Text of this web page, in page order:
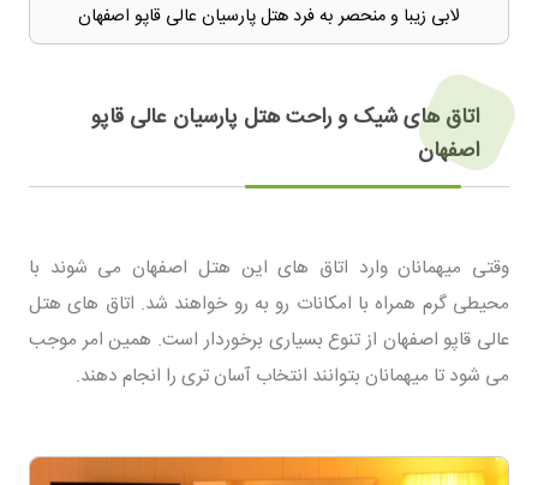
لابی زیبا و منحصر به فرد هتل پارسیان عالی قاپو اصفهان
اتاق های شیک و راحت هتل پارسیان عالی قاپو
اصفهان
وقتی میهمانان وارد اتاق های این هتل اصفهان می شوند با
محیطی گرم همراه با امکانات رو به رو خواهند شد. اتاق های هتل
عالی قاپو اصفهان از تنوع بسیاری برخوردار است. همین امر موجب
می شود تا میهمانان بتوانند انتخاب آسان تری را انجام دهند.